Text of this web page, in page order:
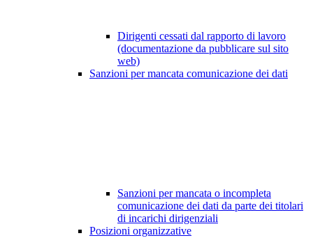
Dirigenti cessati dal rapporto di lavoro
(documentazione da pubblicare sul sito
web)
Sanzioni per mancata comunicazione dei dati
Sanzioni per mancata o incompleta
comunicazione dei dati da parte dei titolari
di incarichi dirigenziali
Posizioni organizzative